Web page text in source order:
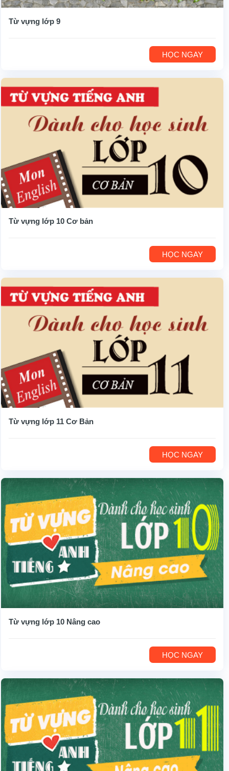
Từ vựng lớp 9
HỌC NGAY
Từ vựng lớp 10 Cơ bản
HỌC NGAY
Từ vựng lớp 11 Cơ Bản
HỌC NGAY
Từ vựng lớp 10 Nâng cao
HỌC NGAY